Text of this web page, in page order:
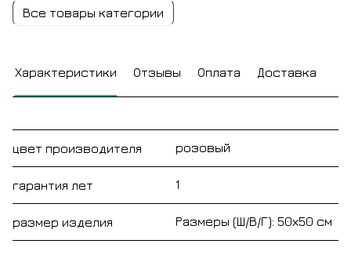
Все товары категории
Характеристики Отзывы Оплата Доставка
цвет производителя розовый
гарантия лет 1
размер изделия Размеры (Ш/В/Г): 50х50 см